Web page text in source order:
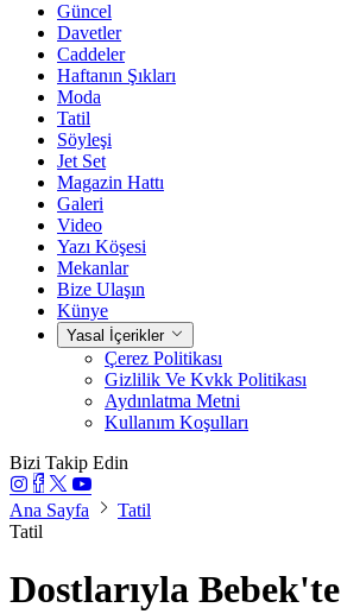
Güncel
Davetler
Caddeler
Haftanın Şıkları
Moda
Tatil
Söyleşi
Jet Set
Magazin Hattı
Galeri
Video
Yazı Köşesi
Mekanlar
Bize Ulaşın
Künye
Yasal İçerikler
Çerez Politikası
Gizlilik Ve Kvkk Politikası
Aydınlatma Metni
Kullanım Koşulları
Bizi Takip Edin
Ana Sayfa
Tatil
Tatil
Dostlarıyla Bebek'te